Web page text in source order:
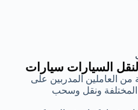
السيارات سيارات
من العاملين المدربين على
ونقل وسحب